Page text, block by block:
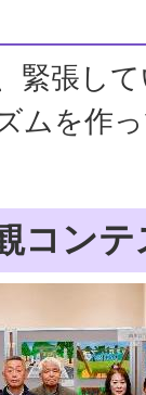
緊張し
ムを作
コン